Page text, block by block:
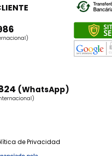
(WhatsApp)
de Privacidad